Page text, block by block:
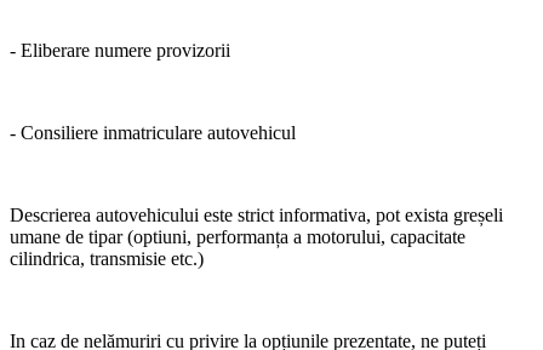
- Eliberare numere provizorii
- Consiliere inmatriculare autovehicul
Descrierea autovehicului este strict informativa, pot exista greșeli
umane de tipar (optiuni, performanța a motorului, capacitate
cilindrica, transmisie etc.)
In caz de nelămuriri cu privire la opțiunile prezentate, ne puteți